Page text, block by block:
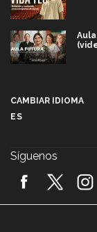
CAMBIAR IDIOMA
ES
Síguenos